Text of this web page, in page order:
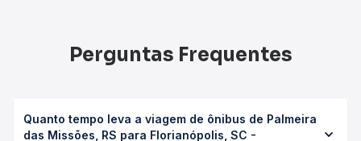
Perguntas Frequentes
Quanto tempo leva a viagem de ônibus de Palmeira
das Missões, RS para Florianópolis, SC -